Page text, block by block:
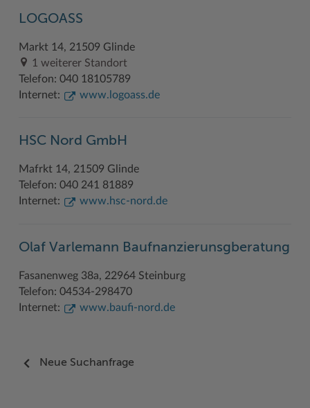
LOGOASS
Markt 14, 21509 Glinde
1 weiterer Standort
Telefon: 040 18105789
Internet:
www.logoass.de
HSC Nord GmbH
Mafrkt 14, 21509 Glinde
Telefon: 040 241 81889
Internet:
www.hsc-nord.de
Olaf Varlemann Baufnanzierunsgberatung
Fasanenweg 38a, 22964 Steinburg
Telefon: 04534-298470
Internet:
www.baufi-nord.de
Neue Suchanfrage